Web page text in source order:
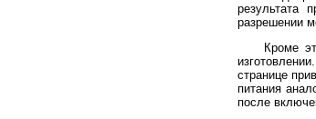
результата
разрешении
Кроме
странице
питания
после